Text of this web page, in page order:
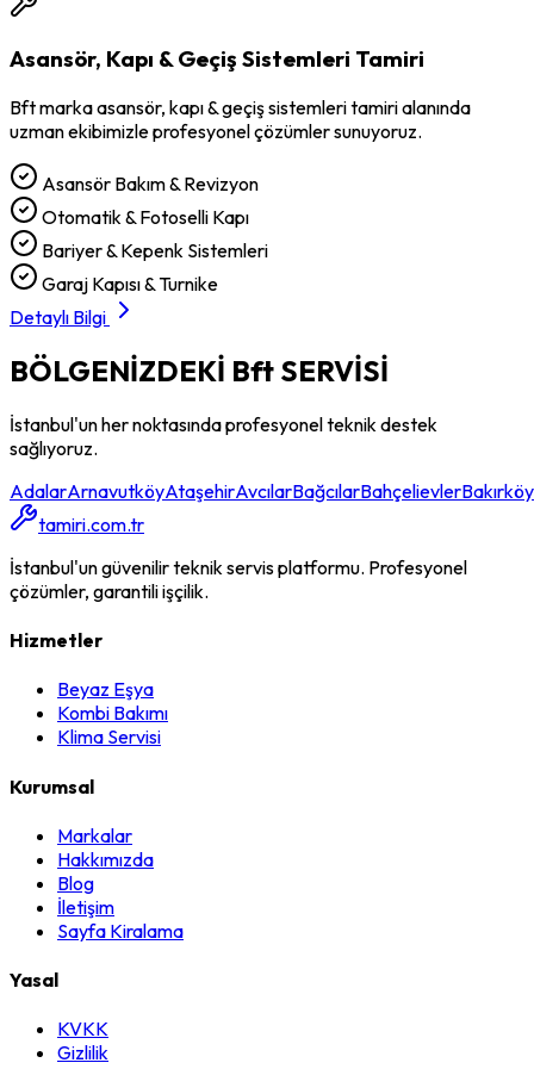
Asansör, Kapı & Geçiş Sistemleri Tamiri
Bftmarkaasansör, kapı & geçiş sistemleri tamirialanında
uzman ekibimizle profesyonel çözümler sunuyoruz.
Asansör Bakım & Revizyon
Otomatik & Fotoselli Kapı
Bariyer & Kepenk Sistemleri
Garaj Kapısı & Turnike
Detaylı Bilgi
BÖLGENİZDEKİ Bft SERVİSİ
İstanbul'un her noktasında profesyonel teknik destek
sağlıyoruz.
AdalarArnavutköyAtaşehirAvcılarBağcılarBahçelievlerBakırköy
tamiri.com.tr
İstanbul'un güvenilir teknik servis platformu. Profesyonel
çözümler, garantili işçilik.
Hizmetler
Beyaz Eşya
Kombi Bakımı
Klima Servisi
Kurumsal
Markalar
Hakkımızda
Blog
İletişim
Sayfa Kiralama
Yasal
KVKK
Gizlilik